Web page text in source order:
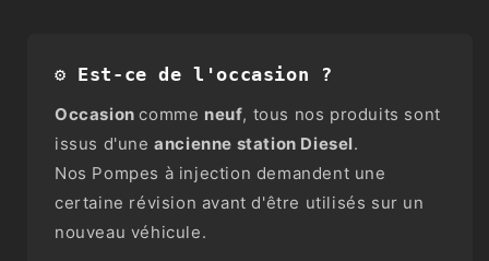
⚙️ Est-ce de l'occasion ?
Occasioncomme neuf, tous nos produits sont
issus d'uneancienne station Diesel.
Nos Pompes à injection demandent une
certaine révision avant d'être utilisés sur un
nouveau véhicule.